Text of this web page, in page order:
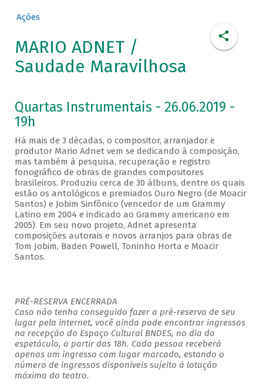
Ações
MARIO ADNET /
Saudade Maravilhosa
Quartas Instrumentais - 26.06.2019 -
19h
Há mais de 3 décadas, o compositor, arranjador e
produtor Mario Adnet vem se dedicando à composição,
mas também à pesquisa, recuperação e registro
fonográfico de obras de grandes compositores
brasileiros. Produziu cerca de 30 álbuns, dentre os quais
estão os antológicos e premiados Ouro Negro (de Moacir
Santos) e Jobim Sinfônico (vencedor de um Grammy
Latino em 2004 e indicado ao Grammy americano em
2005). Em seu novo projeto, Adnet apresenta
composições autorais e novos arranjos para obras de
Tom Jobim, Baden Powell, Toninho Horta e Moacir
Santos.
PRÉ-RESERVA ENCERRADA
Caso não tenha conseguido fazer a pré-reserva de seu
lugar pela internet, você ainda pode encontrar ingressos
na recepção do Espaço Cultural BNDES, no dia do
espetáculo, a partir das 18h. Cada pessoa receberá
apenas um ingresso com lugar marcado, estando o
número de ingressos disponíveis sujeito à lotação
máxima do teatro.